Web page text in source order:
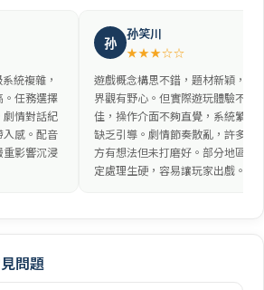
統複雜，
。任務選擇
劇情對話紀
入感。配音
重影響沉浸
孙 孙笑川
★★★☆☆
遊戲概念構思不錯，題材新穎，世
界觀有野心。但實際遊玩體驗不
佳，操作介面不夠直覺，系統繁瑣
缺乏引導。劇情節奏散亂，許多地
方有想法但未打磨好。部分地區設
定處理生硬，容易讓玩家出戲。
問題